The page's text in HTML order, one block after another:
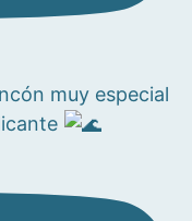
muy especial